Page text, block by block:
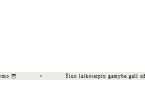
🦉 Šiuo laikotarpiu gamyba gali